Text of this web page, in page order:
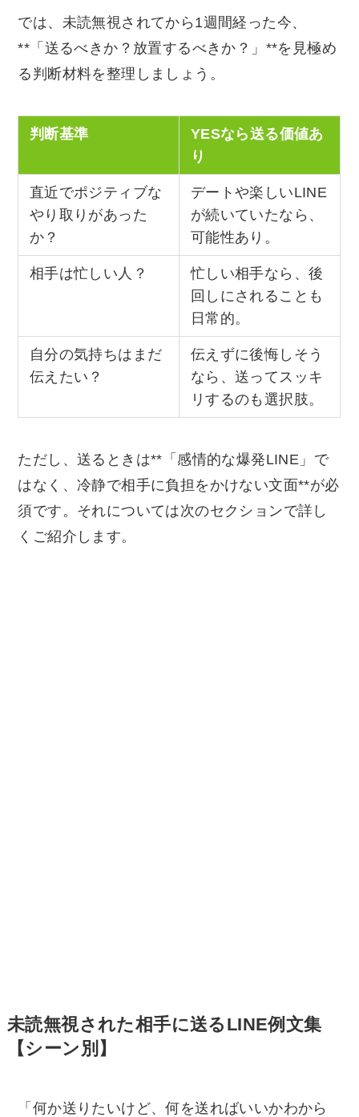
では、未読無視されてから1週間経った今、
**「送るべきか？放置するべきか？」**を見極め
る判断材料を整理しましょう。
判断基準
YESなら送る価値あ
り
直近でポジティブな
やり取りがあった
か？
デートや楽しいLINE
が続いていたなら、
可能性あり。
相手は忙しい人？
忙しい相手なら、後
回しにされることも
日常的。
自分の気持ちはまだ
伝えたい？
伝えずに後悔しそう
なら、送ってスッキ
リするのも選択肢。
ただし、送るときは**「感情的な爆発LINE」で
はなく、冷静で相手に負担をかけない文面**が必
須です。それについては次のセクションで詳し
くご紹介します。
未読無視された相手に送るLINE例文集
【シーン別】
「何か送りたいけど、何を送ればいいかわから